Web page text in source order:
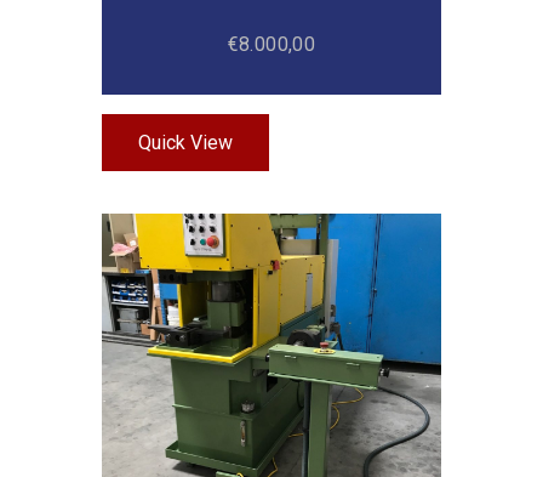
€8.000,00
Quick View
Añadir Al Carrito